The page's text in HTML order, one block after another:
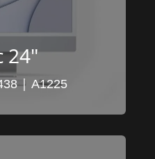
24"
| A1225